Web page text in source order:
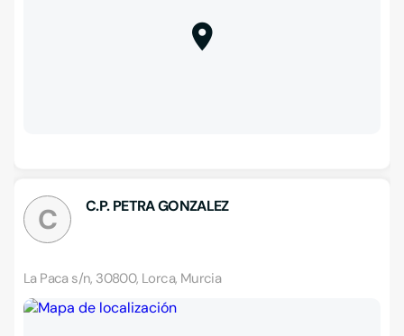
C C.P. PETRA GONZALEZ
La Paca s/n, 30800, Lorca, Murcia